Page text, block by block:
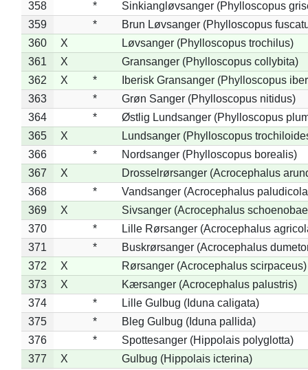
358 *
Sinkiangløvsanger (Phylloscopus
359
*
Brun Løvsanger (Phylloscopus
360
X
Løvsanger (Phylloscopus trochilus)
361
X
Gransanger (Phylloscopus collybita)
362
X *
Iberisk Gransanger (Phylloscopus
363
*
Grøn Sanger (Phylloscopus nitidus)
364
*
Østlig Lundsanger (Phylloscopus
365
X
Lundsanger (Phylloscopus
366
*
Nordsanger (Phylloscopus borealis)
367
X
Drosselrørsanger (Acrocephalus
368
*
Vandsanger (Acrocephalus
369
X
Sivsanger (Acrocephalus
370
*
Lille Rørsanger (Acrocephalus
371
*
Buskrørsanger (Acrocephalus
372
X
Rørsanger (Acrocephalus scirpaceus)
373
X
Kærsanger (Acrocephalus palustris)
374
*
Lille Gulbug (Iduna caligata)
375
*
Bleg Gulbug (Iduna pallida)
376
*
Spottesanger (Hippolais polyglotta)
377
X
Gulbug (Hippolais icterina)